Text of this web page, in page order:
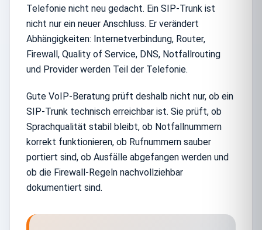
Telefonie nicht neu gedacht. Ein SIP-Trunk ist
nicht nur ein neuer Anschluss. Er verändert
Abhängigkeiten: Internetverbindung, Router,
Firewall, Quality of Service, DNS, Notfallrouting
und Provider werden Teil der Telefonie.
Gute VoIP-Beratung prüft deshalb nicht nur, ob ein
SIP-Trunk technisch erreichbar ist. Sie prüft, ob
Sprachqualität stabil bleibt, ob Notfallnummern
korrekt funktionieren, ob Rufnummern sauber
portiert sind, ob Ausfälle abgefangen werden und
ob die Firewall-Regeln nachvollziehbar
dokumentiert sind.